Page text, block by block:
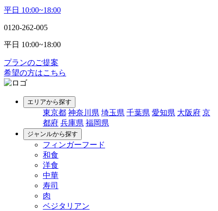
平日 10:00~18:00
0120-262-005
平日 10:00~18:00
プランのご提案
希望の方はこちら
エリアから探す
東京都 神奈川県 埼玉県 千葉県 愛知県 大阪府 京
都府 兵庫県 福岡県
ジャンルから探す
フィンガーフード
和食
洋食
中華
寿司
肉
ベジタリアン